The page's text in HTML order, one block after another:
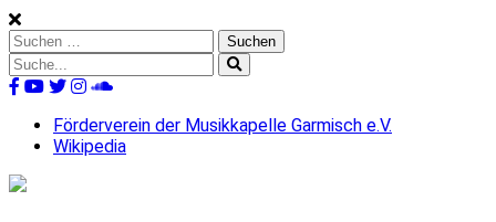
Skip
to
content
Suchen
nach:
Suche
nach:
Förderverein der Musikkapelle Garmisch e.V.
Wikipedia